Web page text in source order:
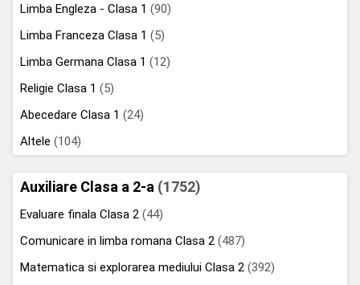
Limba Engleza - Clasa 1 (90)
Limba Franceza Clasa 1 (5)
Limba Germana Clasa 1 (12)
Religie Clasa 1 (5)
Abecedare Clasa 1 (24)
Altele (104)
Auxiliare Clasa a 2-a (1752)
Evaluare finala Clasa 2 (44)
Comunicare in limba romana Clasa 2 (487)
Matematica si explorarea mediului Clasa 2 (392)